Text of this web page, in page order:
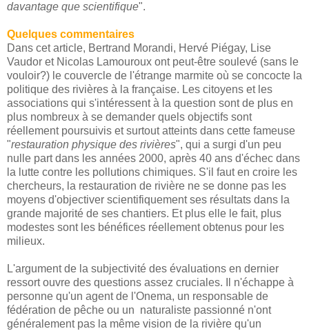
davantage que scientifique".
Quelques commentaires
Dans cet article, Bertrand Morandi, Hervé Piégay, Lise
Vaudor et Nicolas Lamouroux ont peut-être soulevé (sans le
vouloir?) le couvercle de l'étrange marmite où se concocte la
politique des rivières à la française. Les citoyens et les
associations qui s'intéressent à la question sont de plus en
plus nombreux à se demander quels objectifs sont
réellement poursuivis et surtout atteints dans cette fameuse
"restauration physique des rivières", qui a surgi d'un peu
nulle part dans les années 2000, après 40 ans d'échec dans
la lutte contre les pollutions chimiques. S'il faut en croire les
chercheurs, la restauration de rivière ne se donne pas les
moyens d'objectiver scientifiquement ses résultats dans la
grande majorité de ses chantiers. Et plus elle le fait, plus
modestes sont les bénéfices réellement obtenus pour les
milieux.
L'argument de la subjectivité des évaluations en dernier
ressort ouvre des questions assez cruciales. Il n'échappe à
personne qu'un agent de l'Onema, un responsable de
fédération de pêche ou un naturaliste passionné n'ont
généralement pas la même vision de la rivière qu'un